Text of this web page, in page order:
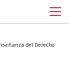
del Derecho